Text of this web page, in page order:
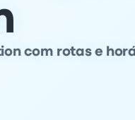
com rotas e